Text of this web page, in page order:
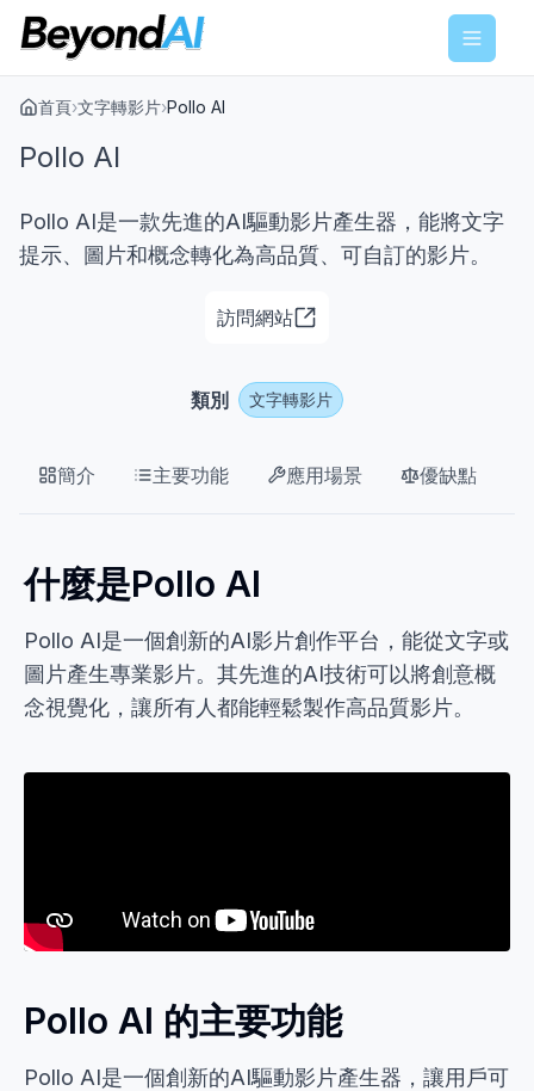
Menu
首頁›文字轉影片›Pollo AI
Pollo AI
Pollo AI是一款先進的AI驅動影片產生器，能將文字
提示、圖片和概念轉化為高品質、可自訂的影片。
訪問網站
類別 文字轉影片
簡介 主要功能 應用場景 優缺點
什麼是Pollo AI
Pollo AI是一個創新的AI影片創作平台，能從文字或
圖片產生專業影片。其先進的AI技術可以將創意概
念視覺化，讓所有人都能輕鬆製作高品質影片。
Pollo AI 的主要功能
Pollo AI是一個創新的AI驅動影片產生器，讓用戶可